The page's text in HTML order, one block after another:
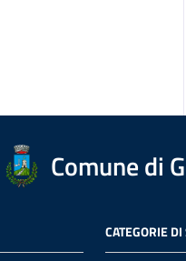
Comune di
CATEGORIE